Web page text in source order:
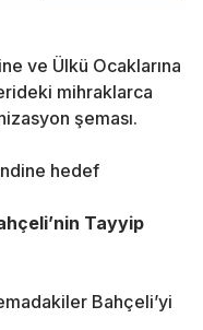
ve Ülkü Ocaklarına
mihraklarca
şeması.
hedef
Tayyip
Bahçeli’yi